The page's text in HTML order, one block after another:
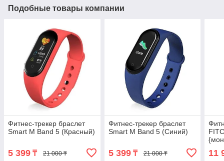
Подобные товары компании
Фитнес-трекер браслет
Smart M Band 5 (Красный)
5 399 ₸ 21 000 ₸
Фитнес-трекер браслет
Smart M Band 5 (Синий)
5 399₸ 21 000 ₸ 11